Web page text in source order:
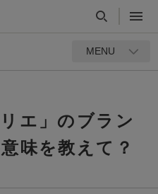
MENU
エ」のブラン
味を教えて？